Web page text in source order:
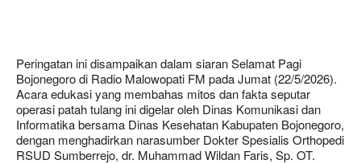
Peringatan ini disampaikan dalam siaran Selamat Pagi
Bojonegoro di Radio Malowopati FM pada Jumat (22/5/2026).
Acara edukasi yang membahas mitos dan fakta seputar
operasi patah tulang ini digelar oleh Dinas Komunikasi dan
Informatika bersama Dinas Kesehatan Kabupaten Bojonegoro,
dengan menghadirkan narasumber Dokter Spesialis Orthopedi
RSUD Sumberrejo, dr. Muhammad Wildan Faris, Sp. OT.